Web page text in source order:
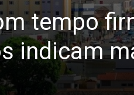
tempo
indicam